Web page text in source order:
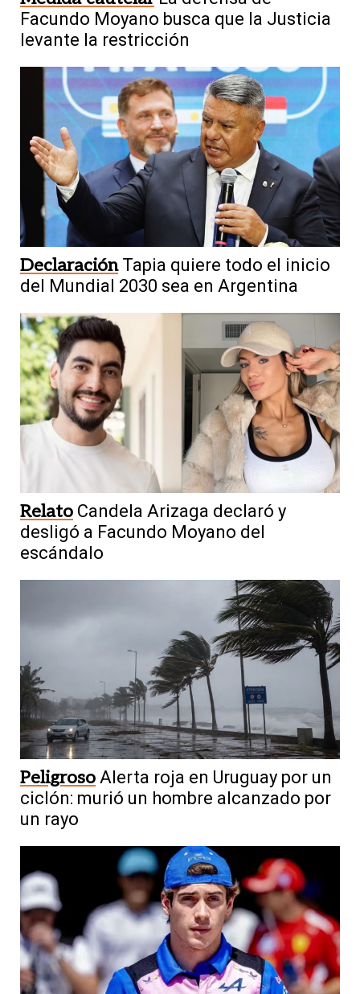
Facundo Moyano busca que la Justicia
levante la restricción
Declaración Tapia quiere todo el inicio
del Mundial 2030 sea en Argentina
Relato Candela Arizaga declaró y
desligó a Facundo Moyano del
escándalo
Peligroso Alerta roja en Uruguay por un
ciclón: murió un hombre alcanzado por
un rayo